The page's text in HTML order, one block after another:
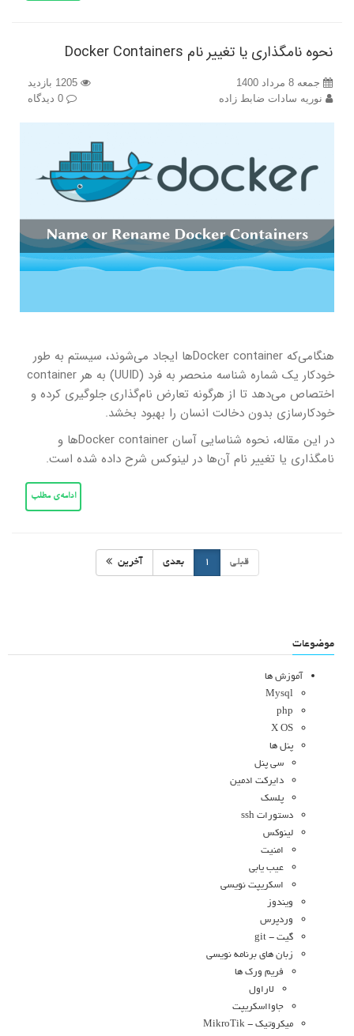
نحوه نامگذاری یا تغییر نام Docker Containers
جمعه 8 مرداد 1400
نوریه سادات ضابط زاده
هنگامی‌که Docker containerها ایجاد می‌شوند، سیستم به طور
خودکار یک شماره شناسه منحصر به فرد (UUID) به هر container
اختصاص می‌دهد تا از هرگونه تعارض نام‌گذاری جلوگیری کرده و
خودکارسازی بدون دخالت انسان را بهبود بخشد.
در این مقاله، نحوه شناسایی آسان Docker containerها و
نامگذاری یا تغییر نام آن‌ها در لینوکس شرح داده شده است.
ادامه‌ی مطلب
قبلی 1 بعدی آخرین
موضوعات
آموزش ها
Mysql
php
X OS
پنل ها
سی پنل
دایرکت ادمین
پلسک
دستورات ssh
لینوکس
امنیت
عیب یابی
اسکریپت نویسی
ویندوز
وردپرس
گیت - git
زبان های برنامه نویسی
فریم ورک ها
لاراول
جاوااسکریپت
میکروتیک - MikroTik